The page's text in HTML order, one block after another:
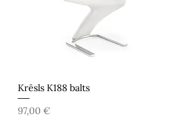
Krēsls K188 balts
Cena
97,00 €